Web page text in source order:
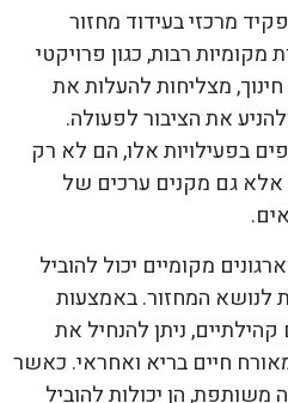
מרכזי בעידוד מחזור
מקומיות רבות, כגון פרויקטי
מצליחות להעלות את
את הציבור לפעולה.
בפעילויות אלו, הם לא רק
אלא גם מקנים ערכים של
מקומיים יכול להוביל
לנושא המחזור. באמצעות
ניתן להנחיל את
חיים בריא ואחראי. כאשר
הן יכולות להוביל